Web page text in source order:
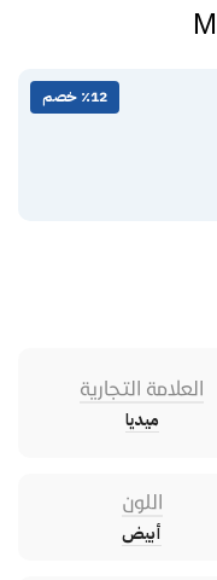
٪12 خصم
العلامة التجارية
ميديا
اللون
أبيض